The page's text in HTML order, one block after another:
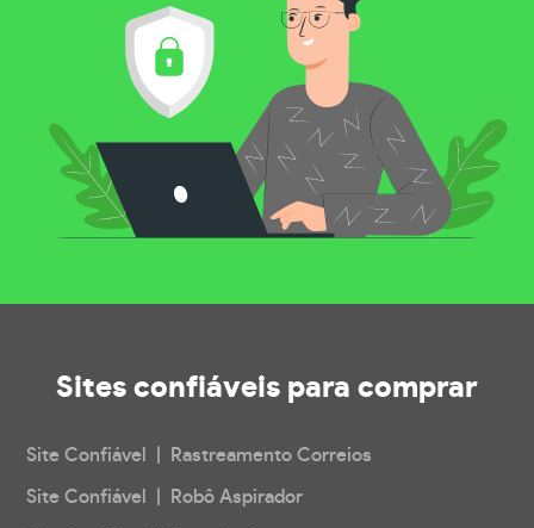
Sites confiáveis para comprar
Site Confiável | Rastreamento Correios
Site Confiável | Robô Aspirador